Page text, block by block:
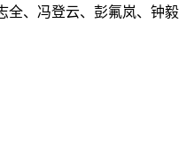
全、冯登云、彭氟岚、钟毅